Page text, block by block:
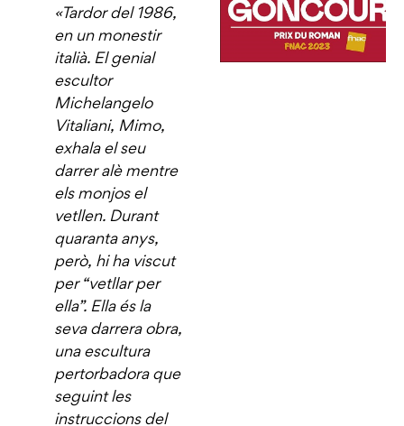
«Tardor del 1986,
en un monestir
italià. El genial
escultor
Michelangelo
Vitaliani, Mimo,
exhala el seu
darrer alè mentre
els monjos el
vetllen. Durant
quaranta anys,
però, hi ha viscut
per “vetllar per
ella”. Ellaés la
seva darrera obra,
una escultura
pertorbadora que
seguint les
instruccions del